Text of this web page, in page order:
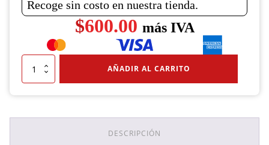
Recoge sin costo en nuestra tienda.
$600.00 más IVA
Tambo
Metálico
Lts
AÑADIR AL CARRITO
DESCRIPCIÓN